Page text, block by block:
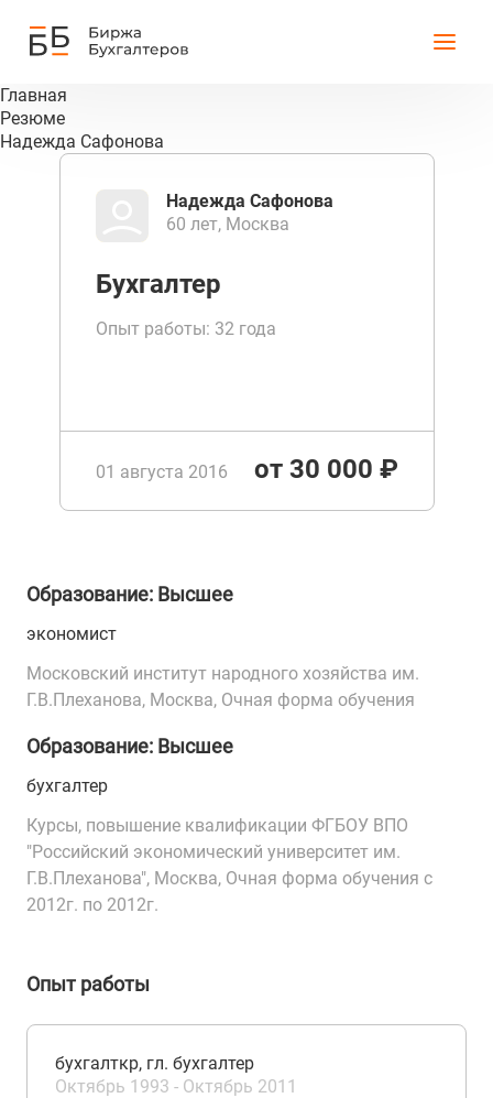
Главная
Резюме
Надежда Сафонова
Надежда Сафонова
60 лет, Москва
Бухгалтер
Опыт работы: 32 года
01 августа 2016 от 30 000 ₽
Образование: Высшее
экономист
Московский институт народного хозяйства им.
Г.В.Плеханова, Москва, Очная форма обучения
Образование: Высшее
бухгалтер
Курсы, повышение квалификации ФГБОУ ВПО
"Российский экономический университет им.
Г.В.Плеханова", Москва, Очная форма обучения с
2012г. по 2012г.
Опыт работы
бухгалткр, гл. бухгалтер
Октябрь 1993 - Октябрь 2011